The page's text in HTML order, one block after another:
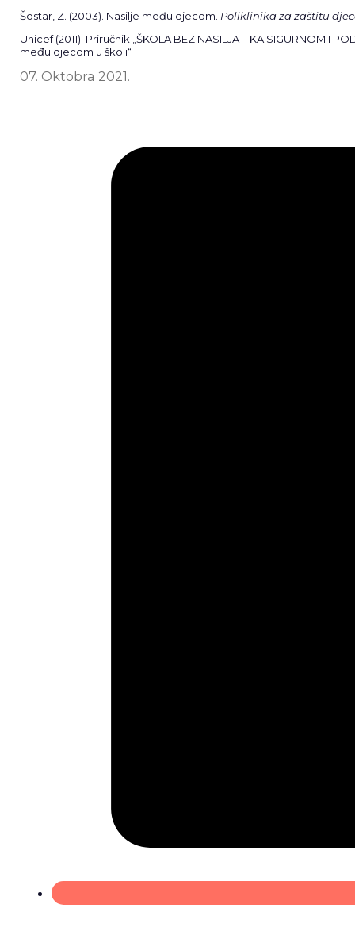
Šostar, Z. (2003). Nasilje među djecom. Poliklinika za zaštitu
Unicef (2011). Priručnik „ŠKOLA BEZ NASILJA – KA SIGURNOM I
među djecom u školi“
07. Oktobra 2021.